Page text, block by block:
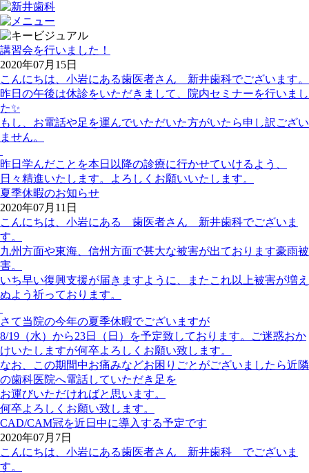
講習会を行いました！
2020年07月15日
こんにちは、小岩にある歯医者さん 新井歯科でございます。
昨日の午後は休診をいただきまして、院内セミナーを行いまし
た✨
もし、お電話や足を運んでいただいた方がいたら申し訳ござい
ません。
昨日学んだことを本日以降の診療に行かせていけるよう、
日々精進いたします。よろしくお願いいたします。
夏季休暇のお知らせ
2020年07月11日
こんにちは、小岩にある 歯医者さん 新井歯科でございま
す。
九州方面や東海、信州方面で甚大な被害が出ております豪雨被
害。
いち早い復興支援が届きますように、またこれ以上被害が増え
ぬよう祈っております。
さて当院の今年の夏季休暇でございますが
8/19（水）から23日（日）を予定致しております。ご迷惑おか
けいたしますが何卒よろしくお願い致します。
なお、この期間中お痛みなどお困りごとがございましたら近隣
の歯科医院へ電話していただき足を
お運びいただければと思います。
何卒よろしくお願い致します。
CAD/CAM冠を近日中に導入する予定です
2020年07月7日
こんにちは、小岩にある歯医者さん 新井歯科 でございま
す。